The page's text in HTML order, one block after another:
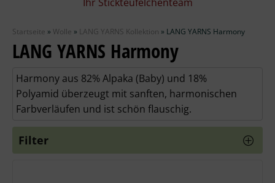
Wolle
Stricknadeln
Knüpfpackungen
Ausverkauf
Startseite » Wolle » LANG YARNS Kollektion » LANG YARNS Harmony
LANG YARNS Harmony
Harmony aus 82% Alpaka (Baby) und 18%
Polyamid überzeugt mit sanften, harmonischen
Farbverläufen und ist schön flauschig.
Filter